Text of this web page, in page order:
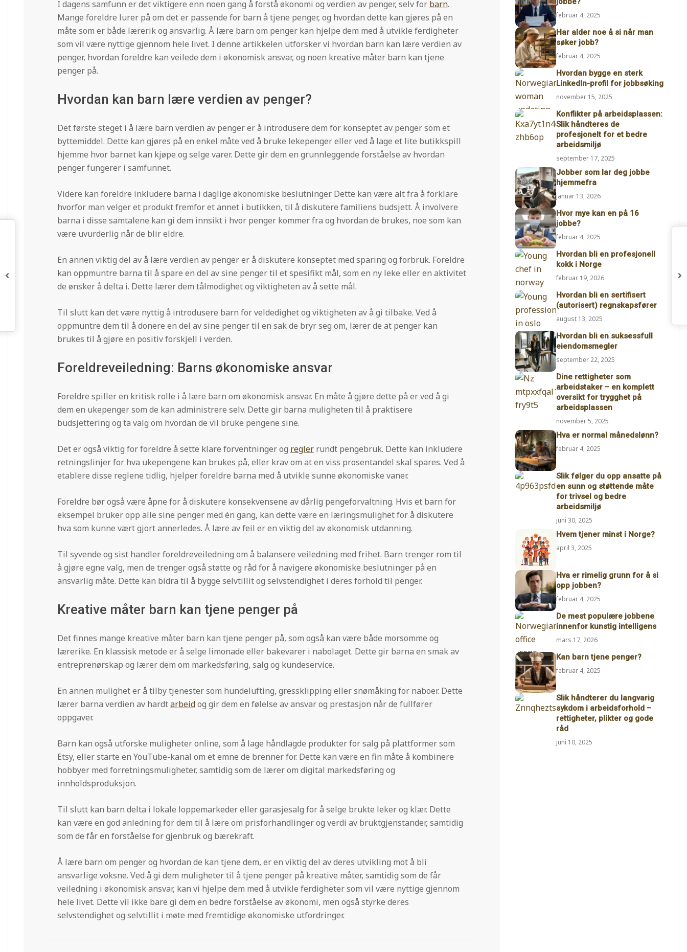
I dagens samfunn er det viktigere enn noen gang å forstå økonomi og verdien av penger, selv for barn.
Mange foreldre lurer på om det er passende for barn å tjene penger, og hvordan dette kan gjøres på en
måte som er både lærerik og ansvarlig. Å lære barn om penger kan hjelpe dem med å utvikle ferdigheter
som vil være nyttige gjennom hele livet. I denne artikkelen utforsker vi hvordan barn kan lære verdien av
penger, hvordan foreldre kan veilede dem i økonomisk ansvar, og noen kreative måter barn kan tjene
penger på.
Hvordan kan barn lære verdien av penger?
Det første steget i å lære barn verdien av penger er å introdusere dem for konseptet av penger som et
byttemiddel. Dette kan gjøres på en enkel måte ved å bruke lekepenger eller ved å lage et lite butikkspill
hjemme hvor barnet kan kjøpe og selge varer. Dette gir dem en grunnleggende forståelse av hvordan
penger fungerer i samfunnet.
Videre kan foreldre inkludere barna i daglige økonomiske beslutninger. Dette kan være alt fra å forklare
hvorfor man velger et produkt fremfor et annet i butikken, til å diskutere familiens budsjett. Å involvere
barna i disse samtalene kan gi dem innsikt i hvor penger kommer fra og hvordan de brukes, noe som kan
være uvurderlig når de blir eldre.
En annen viktig del av å lære verdien av penger er å diskutere konseptet med sparing og forbruk. Foreldre
kan oppmuntre barna til å spare en del av sine penger til et spesifikt mål, som en ny leke eller en aktivitet
de ønsker å delta i. Dette lærer dem tålmodighet og viktigheten av å sette mål.
Til slutt kan det være nyttig å introdusere barn for veldedighet og viktigheten av å gi tilbake. Ved å
oppmuntre dem til å donere en del av sine penger til en sak de bryr seg om, lærer de at penger kan
brukes til å gjøre en positiv forskjell i verden.
Foreldreveiledning: Barns økonomiske ansvar
Foreldre spiller en kritisk rolle i å lære barn om økonomisk ansvar. En måte å gjøre dette på er ved å gi
dem en ukepenger som de kan administrere selv. Dette gir barna muligheten til å praktisere
budsjettering og ta valg om hvordan de vil bruke pengene sine.
Det er også viktig for foreldre å sette klare forventninger og reglerrundt pengebruk. Dette kan inkludere
retningslinjer for hva ukepengene kan brukes på, eller krav om at en viss prosentandel skal spares. Ved å
etablere disse reglene tidlig, hjelper foreldre barna med å utvikle sunne økonomiske vaner.
Foreldre bør også være åpne for å diskutere konsekvensene av dårlig pengeforvaltning. Hvis et barn for
eksempel bruker opp alle sine penger med én gang, kan dette være en læringsmulighet for å diskutere
hva som kunne vært gjort annerledes. Å lære av feil er en viktig del av økonomisk utdanning.
Til syvende og sist handler foreldreveiledning om å balansere veiledning med frihet. Barn trenger rom til
å gjøre egne valg, men de trenger også støtte og råd for å navigere økonomiske beslutninger på en
ansvarlig måte. Dette kan bidra til å bygge selvtillit og selvstendighet i deres forhold til penger.
Kreative måter barn kan tjene penger på
Det finnes mange kreative måter barn kan tjene penger på, som også kan være både morsomme og
lærerike. En klassisk metode er å selge limonade eller bakevarer i nabolaget. Dette gir barna en smak av
entreprenørskap og lærer dem om markedsføring, salg og kundeservice.
En annen mulighet er å tilby tjenester som hundelufting, gressklipping eller snømåking for naboer. Dette
lærer barna verdien av hardtarbeidog gir dem en følelse av ansvar og prestasjon når de fullfører
oppgaver.
Barn kan også utforske muligheter online, som å lage håndlagde produkter for salg på plattformer som
Etsy, eller starte en YouTube-kanal om et emne de brenner for. Dette kan være en fin måte å kombinere
hobbyer med forretningsmuligheter, samtidig som de lærer om digital markedsføring og
innholdsproduksjon.
Til slutt kan barn delta i lokale loppemarkeder eller garasjesalg for å selge brukte leker og klær. Dette
kan være en god anledning for dem til å lære om prisforhandlinger og verdi av bruktgjenstander, samtidig
som de får en forståelse for gjenbruk og bærekraft.
Å lære barn om penger og hvordan de kan tjene dem, er en viktig del av deres utvikling mot å bli
ansvarlige voksne. Ved å gi dem muligheter til å tjene penger på kreative måter, samtidig som de får
veiledning i økonomisk ansvar, kan vi hjelpe dem med å utvikle ferdigheter som vil være nyttige gjennom
hele livet. Dette vil ikke bare gi dem en bedre forståelse av økonomi, men også styrke deres
selvstendighet og selvtillit i møte med fremtidige økonomiske utfordringer.
februar 4, 2025
Har alder noe å si når man
søker jobb?
februar 4, 2025
Hvordan bygge en sterk
LinkedIn-profil for jobbsøking
november 15, 2025
Konflikter på arbeidsplassen:
Slik håndteres de
profesjonelt for et bedre
arbeidsmiljø
september 17, 2025
Jobber som lar deg jobbe
hjemmefra
januar 13, 2026
Hvor mye kan en på 16
jobbe?
februar 4, 2025
Hvordan bli en profesjonell
kokk i Norge
februar 19, 2026
Hvordan bli en sertifisert
(autorisert) regnskapsfører
august 13, 2025
Hvordan bli en suksessfull
eiendomsmegler
september 22, 2025
Dine rettigheter som
arbeidstaker – en komplett
oversikt for trygghet på
arbeidsplassen
november 5, 2025
Hva er normal månedslønn?
februar 4, 2025
Slik følger du opp ansatte på
en sunn og støttende måte
for trivsel og bedre
arbeidsmiljø
juni 30, 2025
Hvem tjener minst i Norge?
april 3, 2025
Hva er rimelig grunn for å si
opp jobben?
februar 4, 2025
De mest populære jobbene
innenfor kunstig intelligens
mars 17, 2026
Kan barn tjene penger?
februar 4, 2025
Slik håndterer du langvarig
sykdom i arbeidsforhold –
rettigheter, plikter og gode
råd
juni 10, 2025